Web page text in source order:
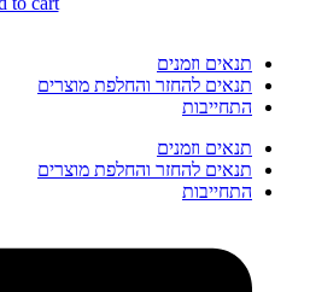
תנאים וזמנים
תנאים להחזר והחלפת מוצרים
התחייבות
תנאים וזמנים
תנאים להחזר והחלפת מוצרים
התחייבות